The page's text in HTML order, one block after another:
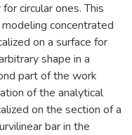
circular ones. This
concentrated
on a surface for
shape in a
part of the work
of the analytical
on the section of a
bar in the